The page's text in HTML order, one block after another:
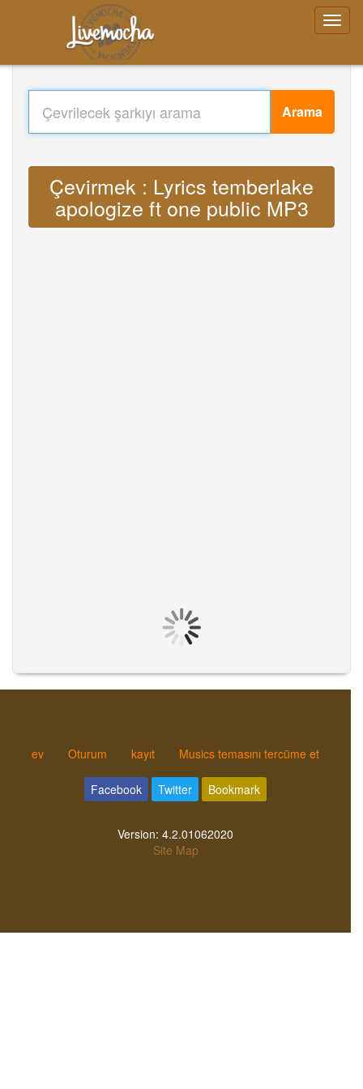
Arama
Çevirmek : Lyrics temberlake
apologize ft one public MP3
ev Oturum kayıt Musics temasını tercüme et
Facebook Twitter Bookmark
Version: 4.2.01062020
Site Map